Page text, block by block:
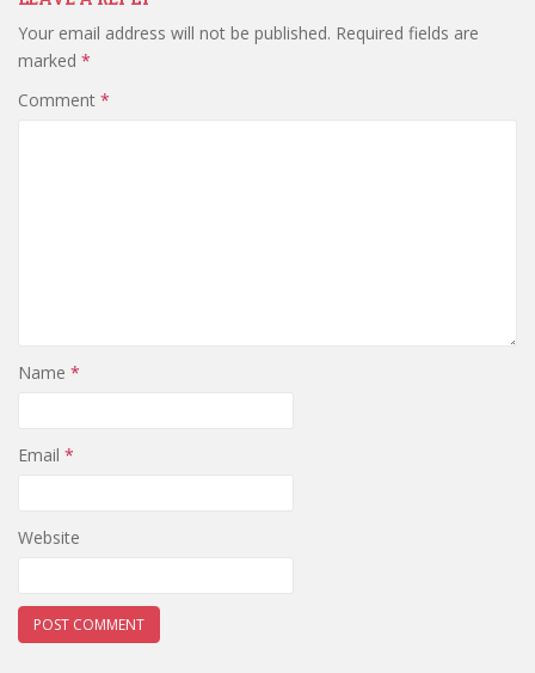
Your email address will not be published. Required fields are
marked *
Comment *
Name *
Email *
Website